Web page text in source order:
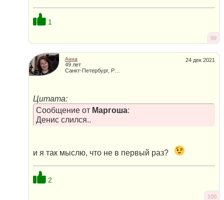
1
99
24 дек 2021
Анна
49 лет
Санкт-Петербург, Россия
Цитата:
Сообщение от Маргоша:
Денис слился..
и я так мыслю, что не в первый раз?
2
100